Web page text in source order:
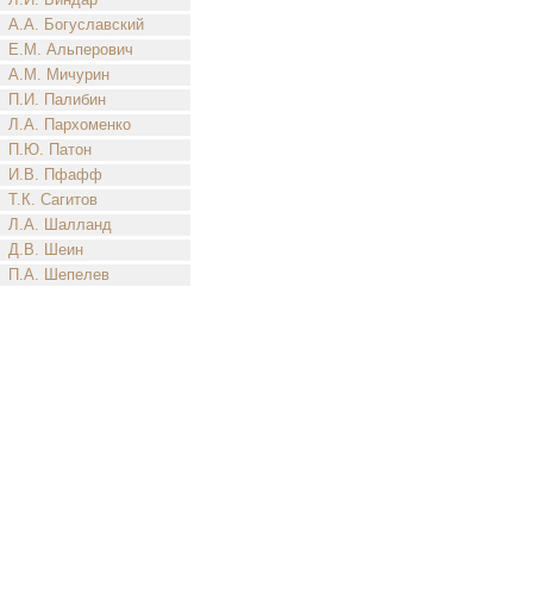
А.А. Богуславский
Е.М. Альперович
А.М. Мичурин
П.И. Палибин
Л.А. Пархоменко
П.Ю. Патон
И.В. Пфафф
Т.К. Сагитов
Л.А. Шалланд
Д.В. Шеин
П.А. Шепелев